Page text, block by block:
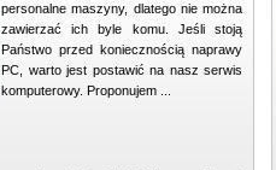
personalne maszyny, dlatego nie można
zawierzać ich byle komu. Jeśli stoją
Państwo przed koniecznością naprawy
PC, warto jest postawić na nasz serwis
komputerowy. Proponujem ...